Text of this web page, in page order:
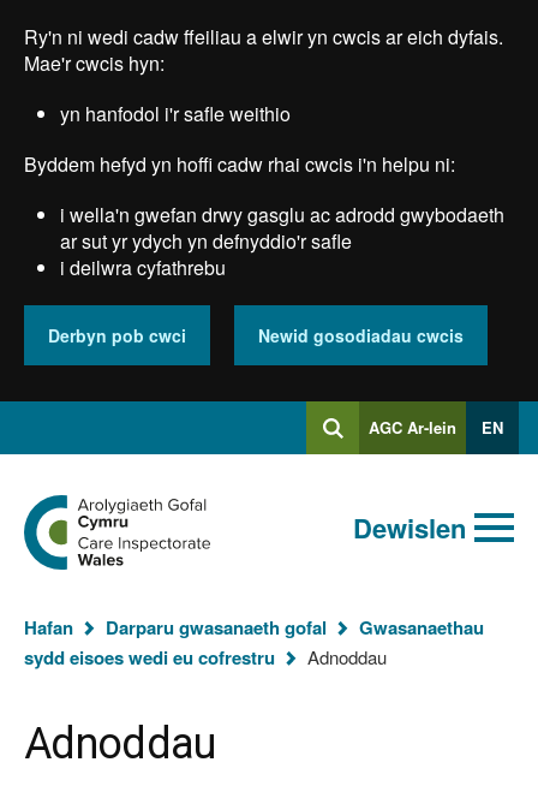
main
Ry'n ni wedi cadw ffeiliau a elwir yn cwcis ar eich dyfais.
Mae'r cwcis hyn:
yn hanfodol i'r safle weithio
Byddem hefyd yn hoffi cadw rhai cwcis i'n helpu ni:
i wella'n gwefan drwy gasglu ac adrodd gwybodaeth
ar sut yr ydych yn defnyddio'r safle
i deilwra cyfathrebu
Derbyn pob cwci Newid gosodiadau cwcis
ChwilioMewngofnodi
i
AGC Ar-lein EN
Chwiliad
allweddeiriau
cyflawn
Chwilio
Ewch
i
hafan
Arolygiaeth
Cymru
Dewislen
Rydych
chi
Hafan Darparu gwasanaeth gofal
Gwasanaethau
sydd eisoes wedi eu cofrestru
Adnoddau
Adnoddau